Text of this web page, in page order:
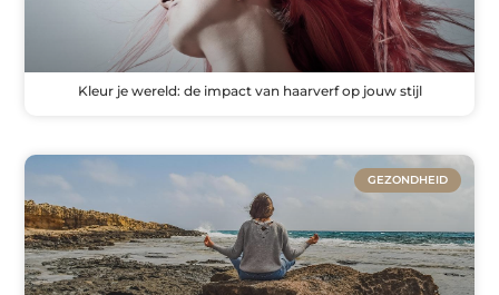
Kleur je wereld: de impact van haarverf op jouw stijl
GEZONDHEID